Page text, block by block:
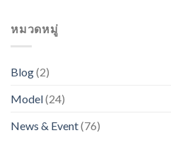
หมวดหมู่
Blog(2)
Model(24)
News & Event(76)